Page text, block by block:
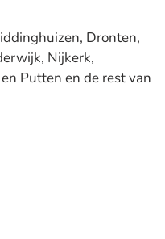
Dronten,
Nijkerk,
Putten en de rest van